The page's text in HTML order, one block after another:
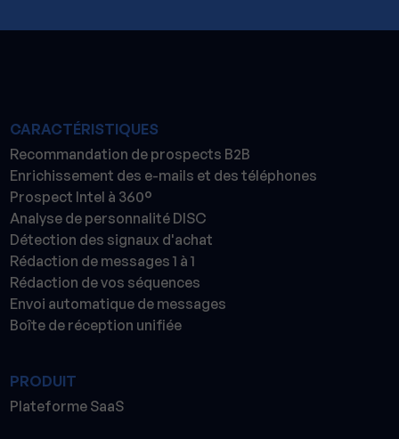
CARACTÉRISTIQUES
Recommandation de prospects B2B
Enrichissement des e-mails et des téléphones
Prospect Intel à 360°
Analyse de personnalité DISC
Détection des signaux d'achat
Rédaction de messages 1 à 1
Rédaction de vos séquences
Envoi automatique de messages
Boîte de réception unifiée
PRODUIT
Plateforme SaaS